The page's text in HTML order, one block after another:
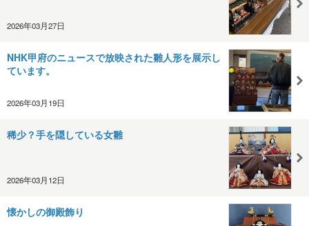
2026年03月27日
NHK甲府のニュースで放映された雛人形を展示し
ています。
2026年03月19日
稀少？手を隠している女雛
2026年03月12日
懐かしの御殿飾り